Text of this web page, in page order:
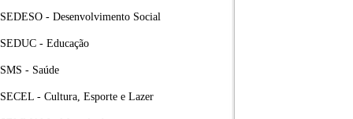
SEDESO - Desenvolvimento Social
SEDUC - Educação
SMS - Saúde
SECEL - Cultura, Esporte e Lazer